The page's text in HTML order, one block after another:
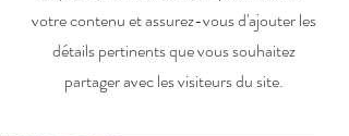
votre contenu et assurez-vous d'ajouter les
détails pertinents que vous souhaitez
partager avec les visiteurs du site.